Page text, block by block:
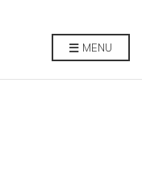
MENU